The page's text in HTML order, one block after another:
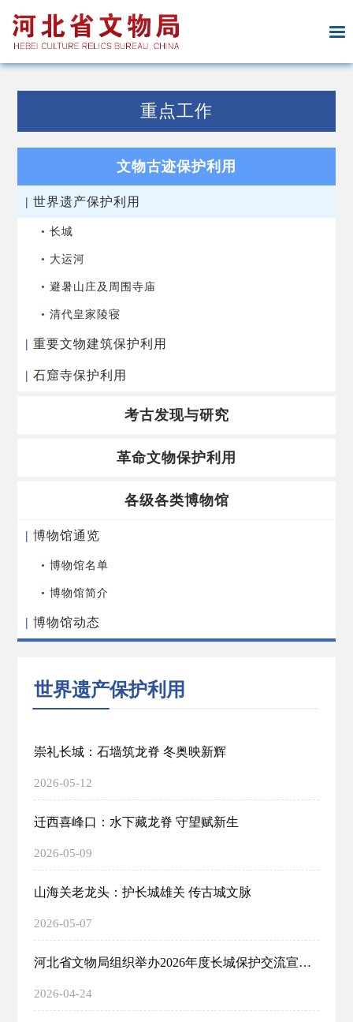
重点工作
文物古迹保护利用
| 世界遗产保护利用
• 长城
• 大运河
• 避暑山庄及周围寺庙
• 清代皇家陵寝
| 重要文物建筑保护利用
| 石窟寺保护利用
考古发现与研究
革命文物保护利用
各级各类博物馆
| 博物馆通览
• 博物馆名单
• 博物馆简介
| 博物馆动态
世界遗产保护利用
崇礼长城：石墙筑龙脊 冬奥映新辉
2026-05-12
迁西喜峰口：水下藏龙脊 守望赋新生
2026-05-09
山海关老龙头：护长城雄关 传古城文脉
2026-05-07
河北省文物局组织举办2026年度长城保护交流宣传系列活动
2026-04-24